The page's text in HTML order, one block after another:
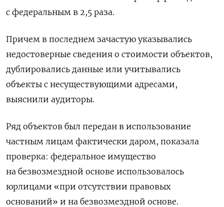
с федеральным в 2,5 раза.
Причем в последнем зачастую указывались
недостоверные сведения о стоимости объектов,
дублировались данные или учитывались
объекты с несуществующими адресами,
выяснили аудиторы.
Ряд объектов был передан в использование
частным лицам фактически даром, показала
проверка: федеральное имущество
на безвозмездной основе использовалось
юрлицами «при отсутствии правовых
оснований» и на безвозмездной основе.